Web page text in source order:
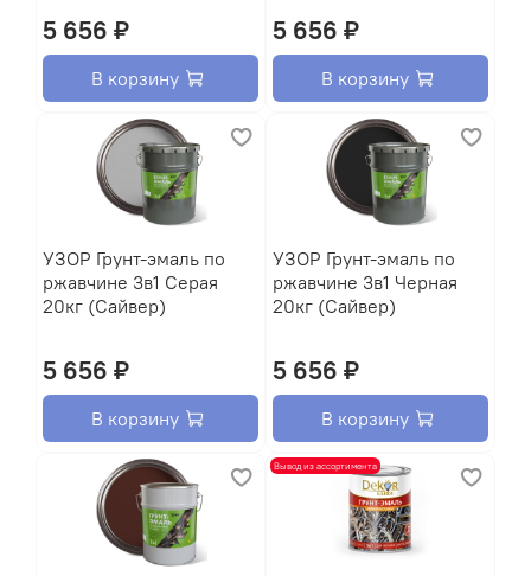
5 656 ₽
В корзину
5 656 ₽
В корзину
УЗОР Грунт-эмаль по
ржавчине 3в1 Серая
20кг (Сайвер)
5 656 ₽
В корзину
УЗОР Грунт-эмаль по
ржавчине 3в1 Черная
20кг (Сайвер)
5 656 ₽
В корзину
Вывод из ассортимента